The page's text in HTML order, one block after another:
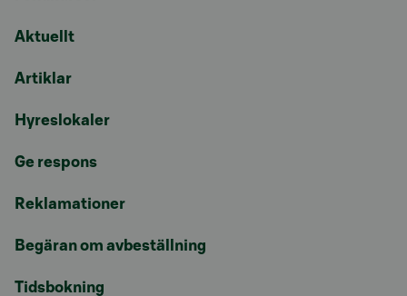
Aktuellt
Artiklar
Hyreslokaler
Ge respons
Reklamationer
Begäran om avbeställning
Tidsbokning